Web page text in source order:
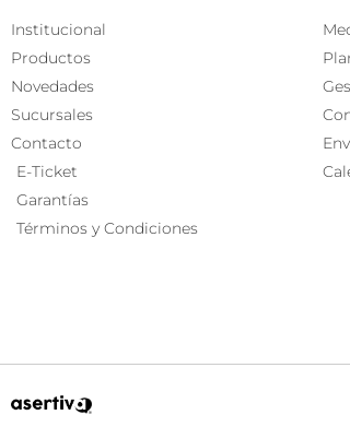
Institucional
Productos
Novedades
Sucursales
Contacto
E-Ticket
Garantías
Términos y Condiciones